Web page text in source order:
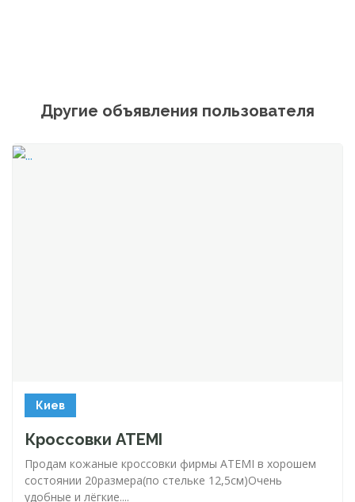
Другие объявления пользователя
Киев
Кроссовки ATEMI
Продам кожаные кроссовки фирмы ATEMI в хорошем
состоянии 20размера(по стельке 12,5см)Очень
удобные и лёгкие....